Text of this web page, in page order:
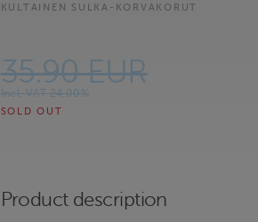
KULTAINEN SULKA-KORVAKORUT
35.90 EUR
Incl. VAT 24.00%
SOLD OUT
Product description